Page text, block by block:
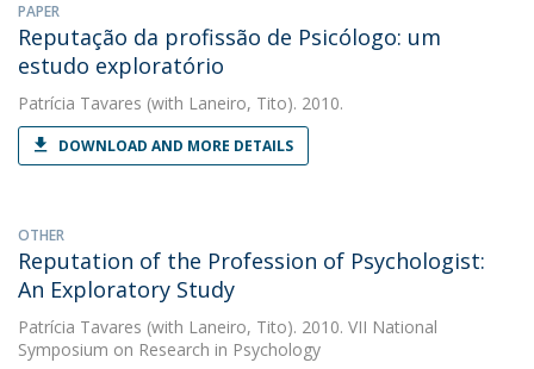
PAPER
Reputação da profissão de Psicólogo: um
estudo exploratório
Patrícia Tavares (with Laneiro, Tito). 2010.
DOWNLOAD AND MORE DETAILS
OTHER
Reputation of the Profession of Psychologist:
An Exploratory Study
Patrícia Tavares (with Laneiro, Tito). 2010. VII National
Symposium on Research in Psychology